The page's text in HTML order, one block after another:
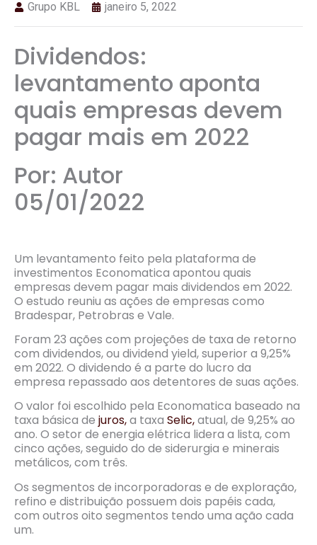
Grupo KBL janeiro 5, 2022
Dividendos:
levantamento aponta
quais empresas devem
pagar mais em 2022
Por: Autor
05/01/2022
Um levantamento feito pela plataforma de
investimentos Economatica apontou quais
empresas devem pagar mais dividendos em 2022.
O estudo reuniu as ações de empresas como
Bradespar, Petrobras e Vale.
Foram 23 ações com projeções de taxa de retorno
com dividendos, ou dividend yield, superior a 9,25%
em 2022. O dividendo é a parte do lucro da
empresa repassado aos detentores de suas ações.
O valor foi escolhido pela Economatica baseado na
taxa básica de juros,a taxa Selic,atual, de 9,25% ao
ano. O setor de energia elétrica lidera a lista, com
cinco ações, seguido do de siderurgia e minerais
metálicos, com três.
Os segmentos de incorporadoras e de exploração,
refino e distribuição possuem dois papéis cada,
com outros oito segmentos tendo uma ação cada
um.